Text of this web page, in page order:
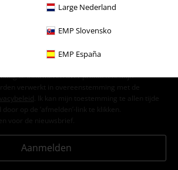
Large Nederland
EMP Slovensko
EMP España
om de Large-nieuwsbrief te ontvangen en ga
te informeren over producten. Mijn
verwerkt in overeenstemming met de
. Ik kan mijn toestemming te allen tijde
op de ‘afmelden’-link te klikken.
voor de nieuwsbrief.
Aanmelden